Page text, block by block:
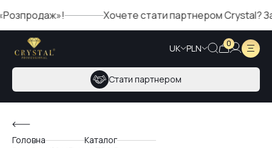
Хочете стати партнером Crystal?
UK PLN 0
Стати партнером
Головна
Каталог